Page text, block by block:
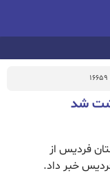
شد
فردیس از
خبر داد.